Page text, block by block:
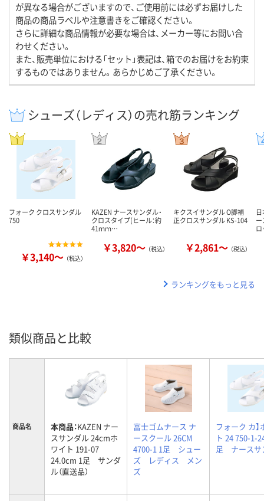
が異なる場合がございますので、ご使用前には必ずお届けした
商品の商品ラベルや注意書きをご確認ください。
さらに詳細な商品情報が必要な場合は、メーカー等にお問い合
わせください。
また、販売単位における「セット」表記は、箱でのお届けをお約束
するものではありません。あらかじめご了承ください。
シューズ（レディス）の売れ筋ランキング
フォーク クロスサンダル
750
￥3,140～ （税込）
KAZEN ナースサンダル・
クロスタイプ(ヒール：約
41ｍｍ…
￥3,820～ （税込）
キクスイサンダル O脚補
正クロスサンダル KS-104
￥2,861～ （税込）
ランキングをもっと見る
類似商品と比較
商品名 本商品：KAZEN ナー
スサンダル 24cmホ
ワイト 191-07
24.0cm 1足 サンダ
ル（直送品）
富士ゴムナース ナ
ースクール 26CM
4700-1 1足 シュー
ズ レディス メン
ズ
フォーク カ】
ト 24 750-1-
足 ナースサ